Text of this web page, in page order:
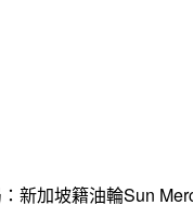
新加坡籍油輪Sun